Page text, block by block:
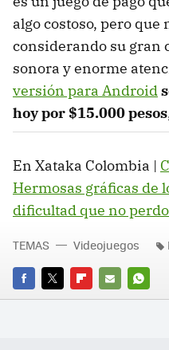
algo costoso, pero que
considerando su gran
sonora y enorme
versión para Android
hoy por $15.000 pesos
En Xataka Colombia |
Hermosas gráficas de
dificultad que no
FACEBOOK
TWITTERFLIPBOARD
E-
TEMAS Videojuegos